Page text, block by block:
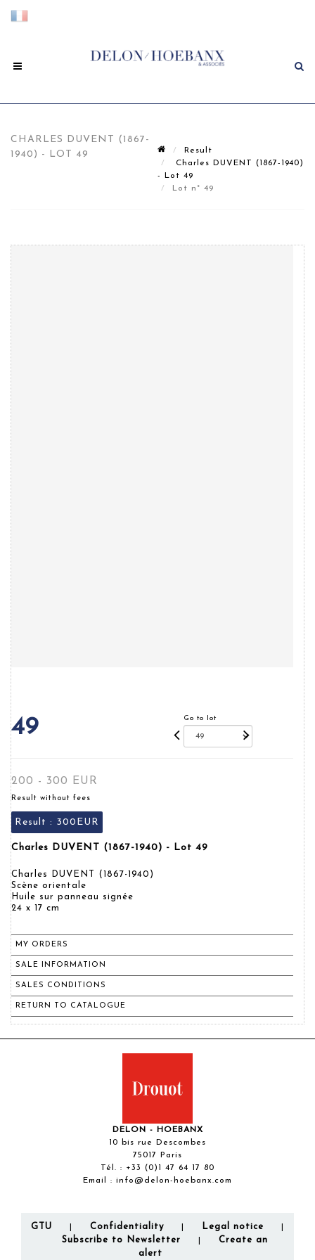
CHARLES DUVENT (1867-
1940) - LOT 49
Result
Charles DUVENT (1867-1940)
- Lot 49
Lot n° 49
49 Go to lot
200 - 300 EUR
Result without fees
Result : 300EUR
Charles DUVENT (1867-1940) - Lot 49
Charles DUVENT (1867-1940)
Scène orientale
Huile sur panneau signée
24 x 17 cm
MY ORDERS
SALE INFORMATION
SALES CONDITIONS
RETURN TO CATALOGUE
DELON - HOEBANX
10 bis rue Descombes
75017 Paris
Tél. : +33 (0)1 47 64 17 80
Email : info@delon-hoebanx.com
GTU Confidentiality Legal notice
Subscribe to Newsletter
Create an
alert